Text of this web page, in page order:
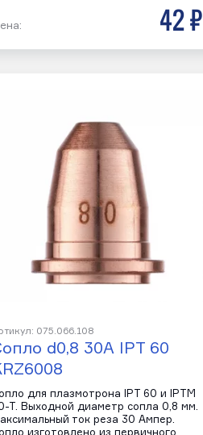
42 р
075.066.108
d0,8 30A IPT 60
для плазмотрона IPT 60 и IPTM
T. Выходной диаметр сопла 0,8 мм.
ток реза 30 Ампер.